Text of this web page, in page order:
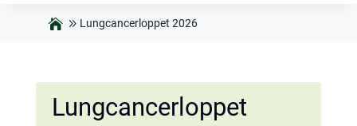
Lungcancerloppet 2026
Lungcancerloppet